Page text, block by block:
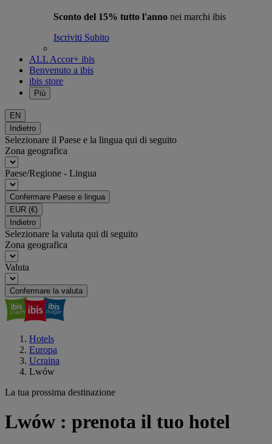
Sconto del 15% tutto l'anno nei marchi ibis
Iscriviti Subito
ALL Accor+ ibis
Benvenuto a ibis
ibis store
Più
EN
Indietro
Selezionare il Paese e la lingua qui di seguito
Zona geografica
Paese/Regione - Lingua
Confermare Paese e lingua
EUR (€)
Indietro
Selezionare la valuta qui di seguito
Zona geografica
Valuta
Confermare la valuta
Hotels
Europa
Ucraina
Lwów
La tua prossima destinazione
Lwów : prenota il tuo hotel